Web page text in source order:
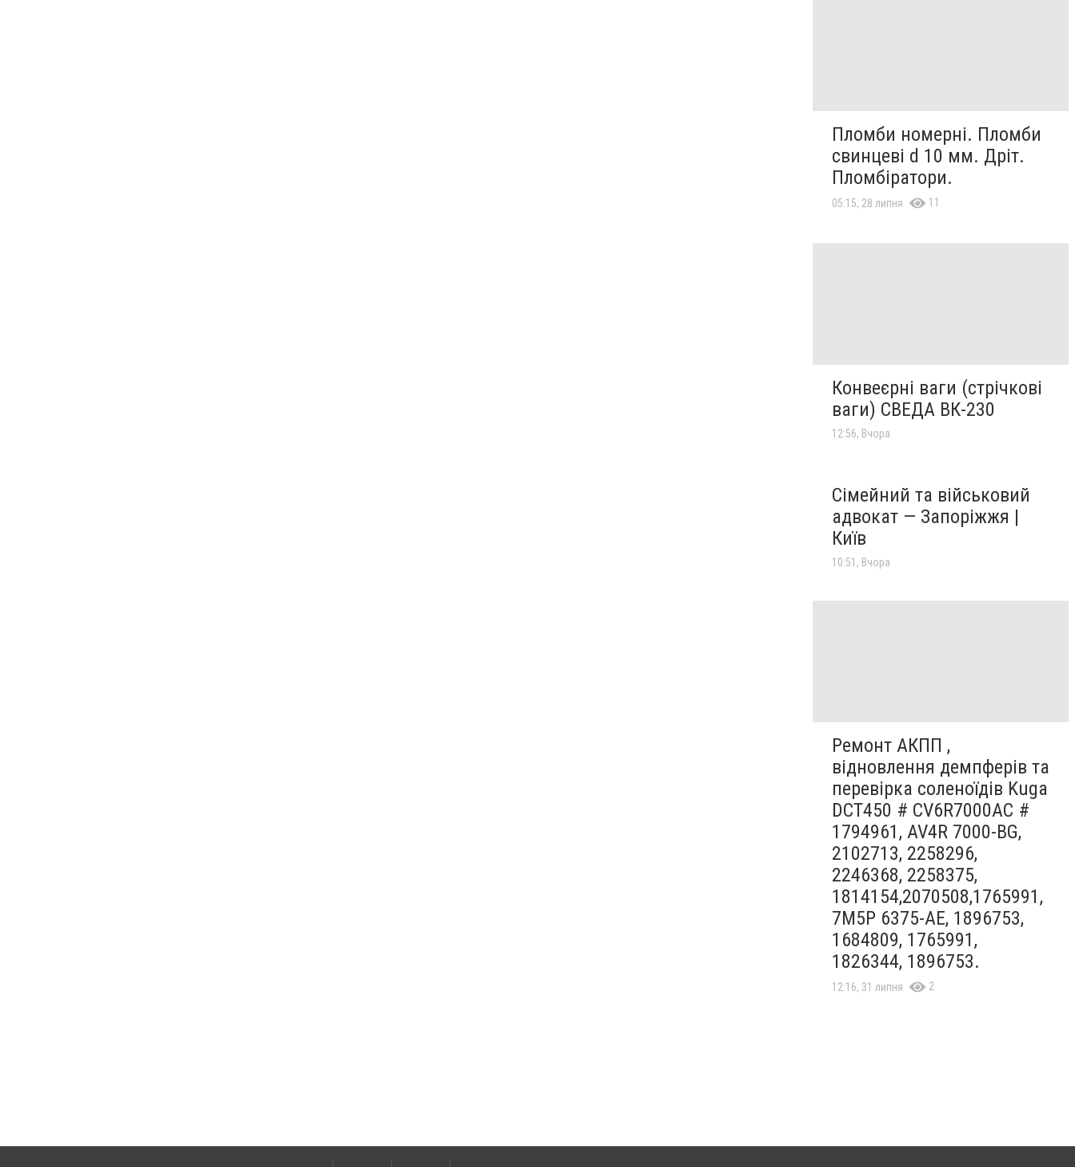
Пломби номерні. Пломби
свинцеві d 10 мм. Дріт.
Пломбіратори.
05:15, 28 липня 11
Конвеєрні ваги (стрічкові
ваги) СВЕДА ВК-230
12:56, Вчора
Сімейний та військовий
адвокат — Запоріжжя |
Київ
10:51, Вчора
Ремонт АКПП ,
відновлення демпферів та
перевірка соленоїдів Kuga
DCT450 # CV6R7000AC #
1794961, AV4R 7000-BG,
2102713, 2258296,
2246368, 2258375,
1814154,2070508,1765991,
7M5P 6375-AE, 1896753,
1684809, 1765991,
1826344, 1896753.
12:16, 31 липня 2